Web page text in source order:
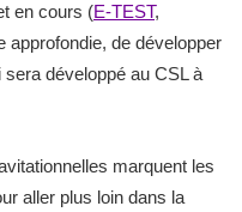
en cours (E-TEST,
approfondie, de développer
développé au CSL à
marquent les
aller plus loin dans la